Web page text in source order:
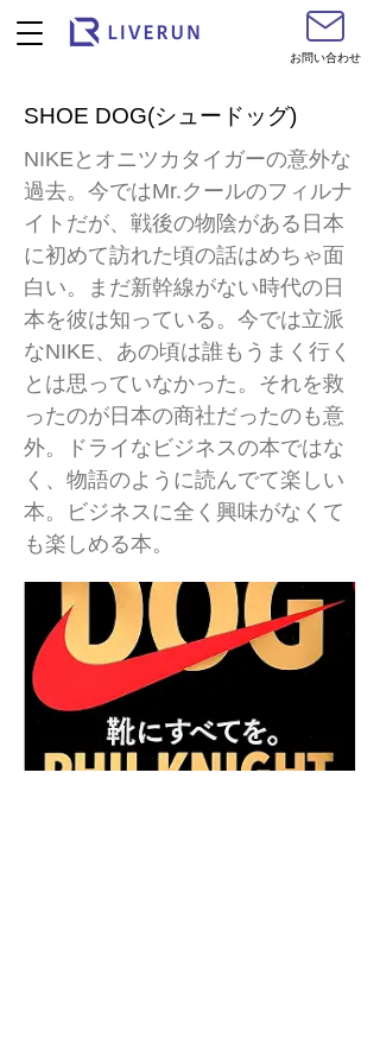
お問い合わせ
SHOE DOG(シュードッグ)
NIKEとオニツカタイガーの意外な
過去。今ではMr.クールのフィルナ
イトだが、戦後の物陰がある日本
に初めて訪れた頃の話はめちゃ面
白い。まだ新幹線がない時代の日
本を彼は知っている。今では立派
なNIKE、あの頃は誰もうまく行く
とは思っていなかった。それを救
ったのが日本の商社だったのも意
外。ドライなビジネスの本ではな
く、物語のように読んでて楽しい
本。ビジネスに全く興味がなくて
も楽しめる本。